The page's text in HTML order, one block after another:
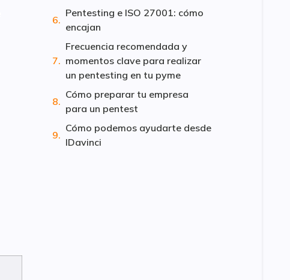
Pentesting e ISO 27001: cómo
encajan
Frecuencia recomendada y
momentos clave para realizar
un pentesting en tu pyme
Cómo preparar tu empresa
para un pentest
Cómo podemos ayudarte desde
IDavinci